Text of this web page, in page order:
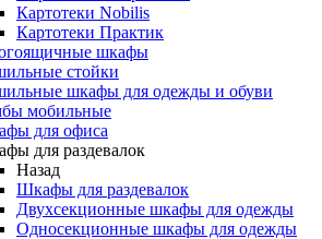
Картотеки Nobilis
Картотеки Практик
шкафы
стойки
шкафы для одежды и обуви
мобильные
для офиса
для раздевалок
Назад
Шкафы для раздевалок
Двухсекционные шкафы для одежды
Односекционные шкафы для одежды